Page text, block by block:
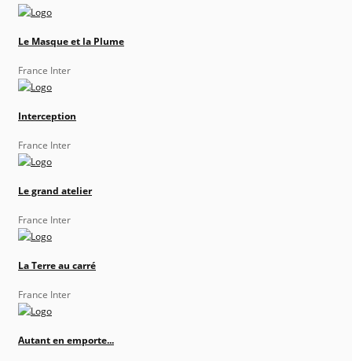
Le Masque et la Plume
France Inter
Interception
France Inter
Le grand atelier
France Inter
La Terre au carré
France Inter
Autant en emporte...